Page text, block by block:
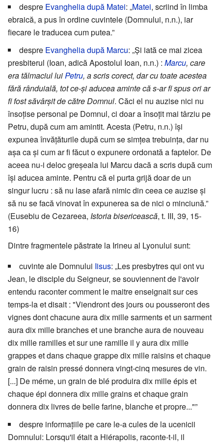
despre Evanghelia după Matei: „Matei, scriind în limba
ebraică, a pus în ordine cuvintele (Domnului, n.n.), iar
fiecare le traducea cum putea.”
despre Evanghelia după Marcu: „Şi iată ce mai zicea
presbiterul (Ioan, adică Apostolul Ioan, n.n.) : Marcu, care
era tălmaciul lui Petru, a scris corect, dar cu toate acestea
fără rânduială, tot ce-şi aducea aminte că s-ar fi spus ori ar
fi fost săvârşit de către Domnul. Căci el nu auzise nici nu
însoţise personal pe Domnul, ci doar a însoţit mai târziu pe
Petru, după cum am amintit. Acesta (Petru, n.n.) îşi
expunea învăţăturile după cum se simţea trebuinţa, dar nu
aşa ca şi cum ar fi făcut o expunere ordonată a faptelor. De
aceea nu-i deloc greşeala lui Marcu dacă a scris după cum
îşi aducea aminte. Pentru că el purta grijă doar de un
singur lucru : să nu lase afară nimic din ceea ce auzise şi
să nu se facă vinovat în expunerea sa de nici o minciună.”
(Eusebiu de Cezareea, Istoria bisericească, t. III, 39, 15-
16)
Dintre fragmentele păstrate la Irineu al Lyonului sunt:
cuvinte ale Domnului Iisus: „Les presbytres qui ont vu
Jean, le disciple du Seigneur, se souviennent de l'avoir
entendu raconter comment le maitre enseignait sur ces
temps-la et disait : "Viendront des jours ou pousseront des
vignes dont chacune aura dix mille sarments et un sarment
aura dix mille branches et une branche aura de nouveau
dix mille ramilles et sur une ramille il y aura dix mille
grappes et dans chaque grappe dix mille raisins et chaque
grain de raisin pressé donnera vingt-cinq mesures de vin.
[...] De méme, un grain de blé produira dix mille épis et
chaque épi donnera dix mille grains et chaque grain
donnera dix livres de belle farine, blanche et propre..."”
despre informațiile pe care le-a cules de la ucenicii
Domnului: Lorsqu'il était a Hiérapolis, raconte-t-il, il